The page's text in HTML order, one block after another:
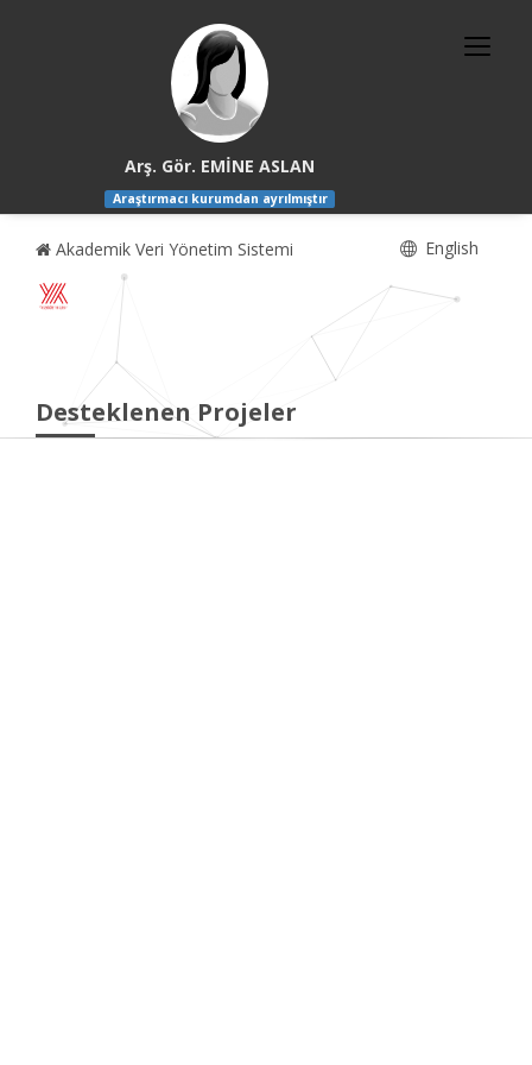
Arş. Gör. EMİNE ASLAN
Araştırmacı kurumdan ayrılmıştır
Akademik Veri Yönetim Sistemi English
Desteklenen Projeler